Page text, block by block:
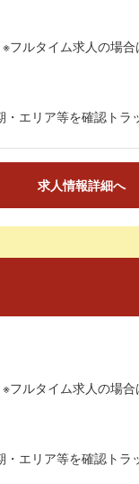
フルタイム求人の場
エリア等を確認ト
求人情報詳細へ
フルタイム求人の場
エリア等を確認ト